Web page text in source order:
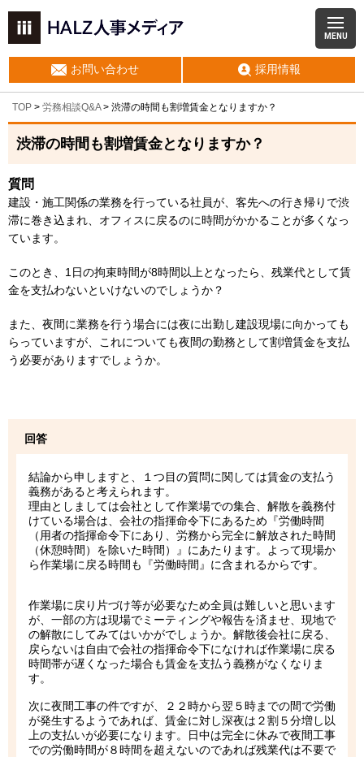
MENU
お問い合わせ 採用情報
TOP > 労務相談Q&A> 渋滞の時間も割増賃金となりますか？
渋滞の時間も割増賃金となりますか？
質問
建設・施工関係の業務を行っている社員が、客先への行き帰りで渋
滞に巻き込まれ、オフィスに戻るのに時間がかかることが多くなっ
ています。
このとき、1日の拘束時間が8時間以上となったら、残業代として賃
金を支払わないといけないのでしょうか？
また、夜間に業務を行う場合には夜に出勤し建設現場に向かっても
らっていますが、これについても夜間の勤務として割増賃金を支払
う必要がありますでしょうか。
回答
結論から申しますと、１つ目の質問に関しては賃金の支払う
義務があると考えられます。
理由としましては会社として作業場での集合、解散を義務付
けている場合は、会社の指揮命令下にあるため『労働時間
（用者の指揮命令下にあり、労務から完全に解放された時間
（休憩時間）を除いた時間）』にあたります。よって現場か
ら作業場に戻る時間も『労働時間』に含まれるからです。
作業場に戻り片づけ等が必要なため全員は難しいと思います
が、一部の方は現場でミーティングや報告を済ませ、現地で
の解散にしてみてはいかがでしょうか。解散後会社に戻る、
戻らないは自由で会社の指揮命令下になければ作業場に戻る
時間帯が遅くなった場合も賃金を支払う義務がなくなりま
す。
次に夜間工事の件ですが、２２時から翌５時までの間で労働
が発生するようであれば、賃金に対し深夜は２割５分増し以
上の支払いが必要になります。日中は完全に休みで夜間工事
での労働時間が８時間を超えないのであれば残業代は不要で